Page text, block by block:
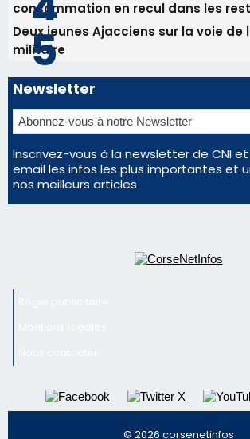
Satine Nomary est la nouvelle Miss
Éclipse du 12 août : la Corse aux
d'un spectacle qui ne reviendra pas
La gendarmerie alerte les
face à une nouvelle escroquerie au
vin
En Corse, un début de saison
consommation en recul dans les
Deux jeunes Ajacciens sur la voie de